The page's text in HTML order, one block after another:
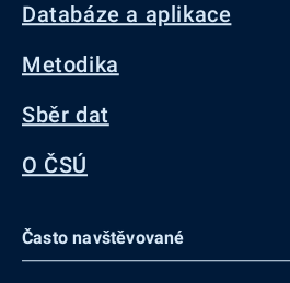
Databáze a aplikace
Metodika
Sběr dat
O ČSÚ
Často navštěvované